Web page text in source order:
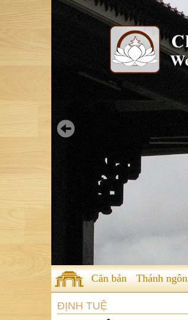
Căn bản Thánh ngôn
ĐỊNH TUỆ